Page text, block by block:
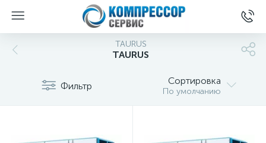
TAURUS
TAURUS
Фильтр Сортировка
По умолчанию